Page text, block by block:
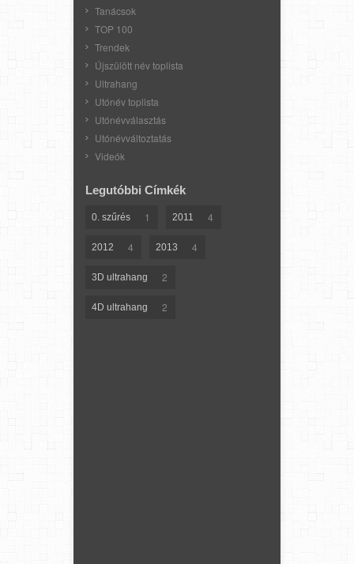
Tanácsok
TOP 100
Trendek
Újszülött név toplista
Ultrahang
Utónév toplista
Utónévválasztás
Utónévváltoztatás
Videók
Legutóbbi Címkék
0. szűrés 1 2011 4
2012 4 2013 4
3D ultrahang 2
4D ultrahang 2